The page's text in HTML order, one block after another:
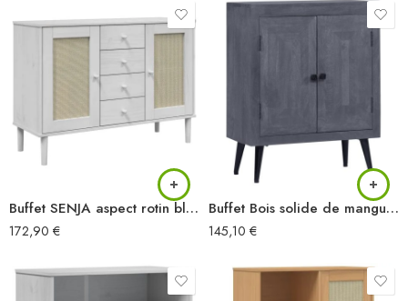
Buffet SENJA aspect rotin blanc 112x40x80cm bois massif de pin
172,90 €
Buffet Bois solide de manguier 60x30x76 cm
145,10 €